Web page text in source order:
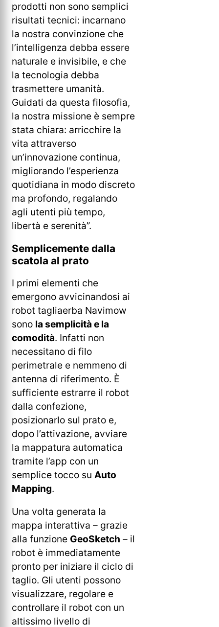
prodotti non sono semplici
risultati tecnici: incarnano
la nostra convinzione che
l’intelligenza debba essere
naturale e invisibile, e che
la tecnologia debba
trasmettere umanità.
Guidati da questa filosofia,
la nostra missione è sempre
stata chiara: arricchire la
vita attraverso
un’innovazione continua,
migliorando l’esperienza
quotidiana in modo discreto
ma profondo, regalando
agli utenti più tempo,
libertà e serenità”.
Semplicemente dalla
scatola al prato
I primi elementi che
emergono avvicinandosi ai
robot tagliaerba Navimow
sono la semplicità e la
comodità. Infatti non
necessitano di filo
perimetrale e nemmeno di
antenna di riferimento. È
sufficiente estrarre il robot
dalla confezione,
posizionarlo sul prato e,
dopo l’attivazione, avviare
la mappatura automatica
tramite l’app con un
semplice tocco su Auto
Mapping.
Una volta generata la
mappa interattiva – grazie
alla funzione GeoSketch – il
robot è immediatamente
pronto per iniziare il ciclo di
taglio. Gli utenti possono
visualizzare, regolare e
controllare il robot con un
altissimo livello di